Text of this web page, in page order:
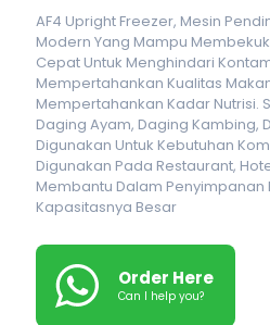
AF4 Upright Freezer, Mesin
Modern Yang Mampu
Cepat Untuk Menghindari
Mempertahankan Kualitas
Mempertahankan Kadar Nutrisi.
Daging Ayam, Daging Kambing,
Digunakan Untuk Kebutuhan
Digunakan Pada Restaurant,
Membantu Dalam Penyimpanan
Kapasitasnya Besar
Order Here
Can I help you?